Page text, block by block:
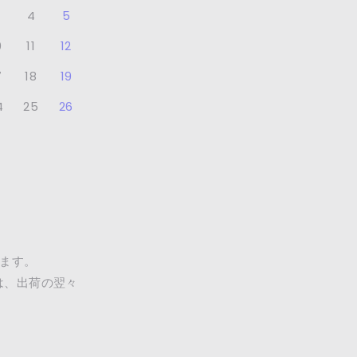
4
5
11
12
18
19
25 26
す。
出荷の翌々